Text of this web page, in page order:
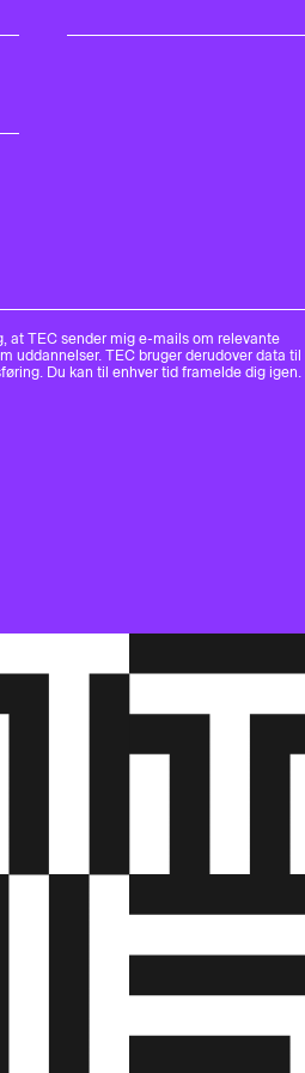
at TEC sender mig e-mails om relevante
uddannelser. TEC bruger derudover data til
Du kan til enhver tid framelde dig igen.